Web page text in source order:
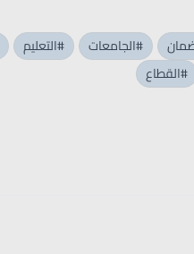
#الجامعات #التعليم
#القطاع